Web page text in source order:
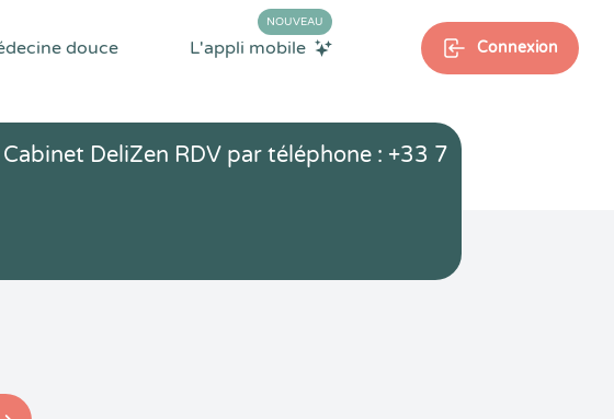
douce L'appli mobile
NOUVEAU
Connexion
DeliZen RDV par téléphone : +33 7